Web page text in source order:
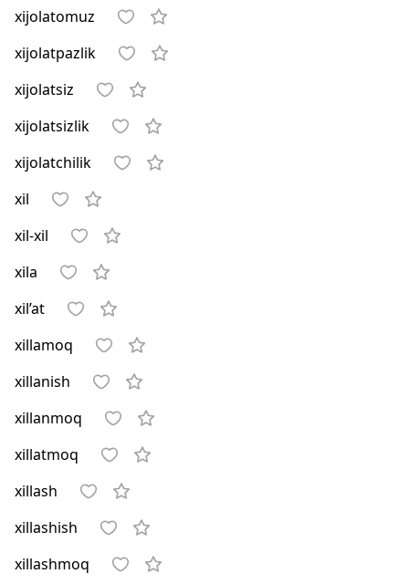
xijolatomuz
xijolatpazlik
xijolatsiz
xijolatsizlik
xijolatchilik
xil
xil-xil
xila
xil’at
xillamoq
xillanish
xillanmoq
xillatmoq
xillash
xillashish
xillashmoq